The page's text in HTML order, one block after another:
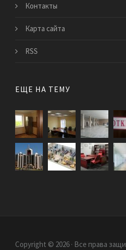
Контакты
Карта сайта
RSS
ЕЩЕ НА ТЕМУ
Copyright © 2026 · Все права